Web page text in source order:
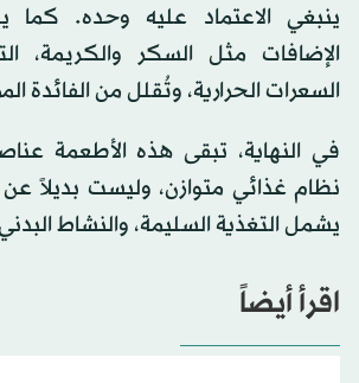
ينبغي الاعتماد عليه وحده. كما
الإضافات مثل السكر والكريمة،
السعرات الحرارية، وتُقلل من الفائدة
في النهاية، تبقى هذه الأطعمة
نظام غذائي متوازن، وليست بديلاً
يشمل التغذية السليمة، والنشاط
اقرأ أيضاً